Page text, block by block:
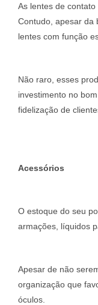
As lentes de
Contudo, apesar da
lentes com função
Não raro, esses
investimento no
fidelização de
Acessórios
O estoque do seu
armações, líquidos
Apesar de não
organização que
óculos.